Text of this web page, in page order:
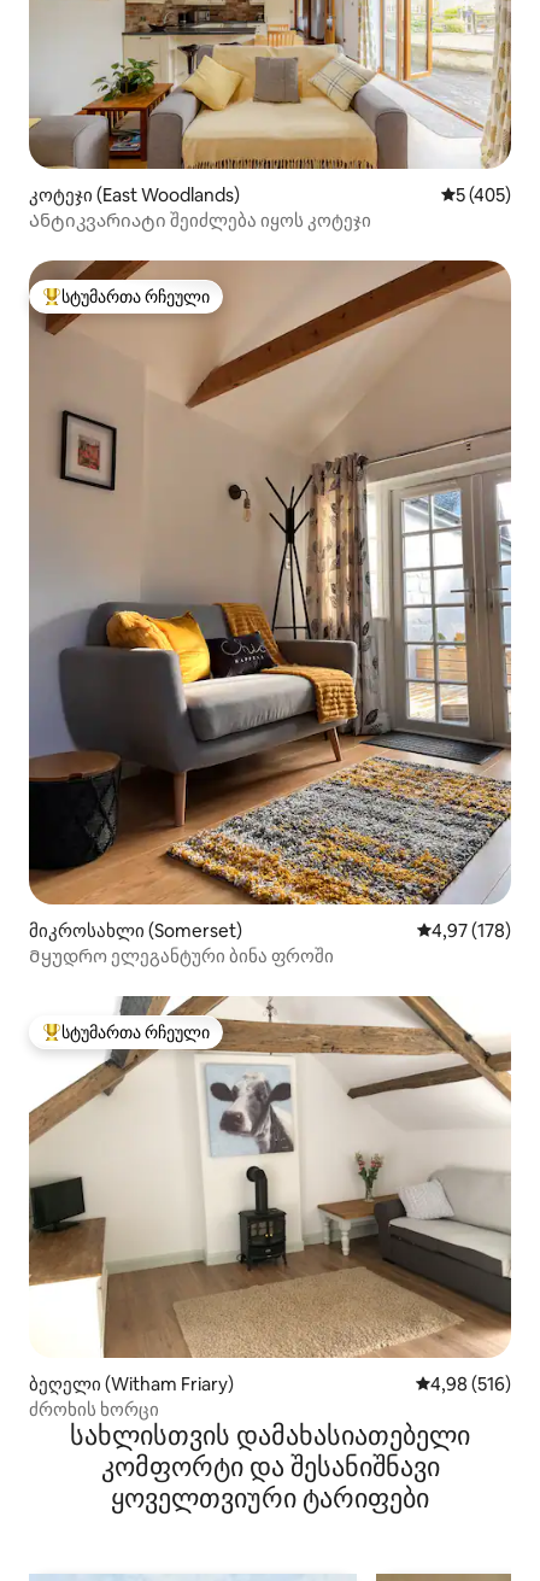
კოტეჯი (East Woodlands) საშუალო
5 (405)
Ანტიკვარიატი შეიძლება იყოს კოტეჯი
სტუმართა რჩეული მოწინავე ვარიანტი
სტუმართა რჩეული
მიკროსახლი (Somerset) საშუალო
4,97 (178)
Მყუდრო ელეგანტური ბინა ფროში
სტუმართა რჩეული მოწინავე ვარიანტი
სტუმართა რჩეული
ბეღელი (Witham Friary) საშუალო
4,98 (516)
ძროხის ხორცი
სახლისთვის დამახასიათებელი
კომფორტი და შესანიშნავი
ყოველთვიური ტარიფები